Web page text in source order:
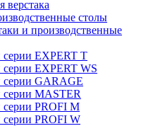
верстака
столы
и производственные
серии EXPERT T
серии EXPERT WS
серии GARAGE
серии MASTER
серии PROFI M
серии PROFI W